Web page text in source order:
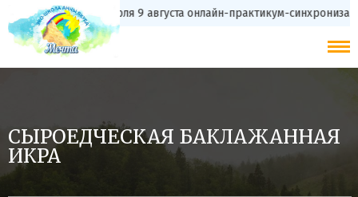
to
content
с 20 июля 9 августа онлайн-практикум-
СЫРОЕДЧЕСКАЯ БАКЛАЖАННАЯ
ИКРА